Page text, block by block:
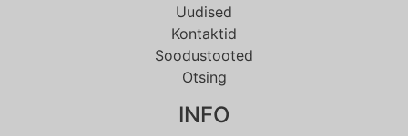
Uudised
Kontaktid
Soodustooted
Otsing
INFO